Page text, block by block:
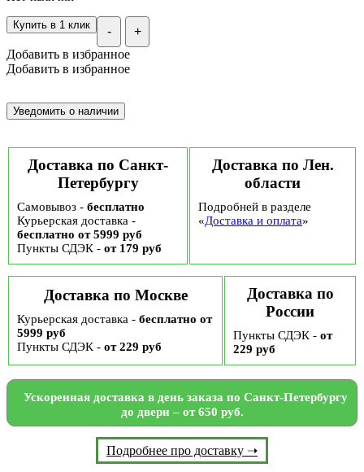
- +
Купить в 1 клик
Добавить в избранное
Добавить в избранное
Доставка по Санкт-
Петербургу
Самовывоз - бесплатно
Курьерская доставка -
бесплатно от 5999 руб
Пункты СДЭК - от 179 руб
Доставка по Лен.
области
Подробней в разделе
«Доставка и оплата»
Доставка по Москве
Курьерская доставка - бесплатно от
5999 руб
Пункты СДЭК - от 229 руб
Доставка по
России
Пункты СДЭК - от
229 руб
Ускоренная доставка в день заказа по Санкт-Петербургу
до двери – от 650 руб.
Подробнее про доставку ➝